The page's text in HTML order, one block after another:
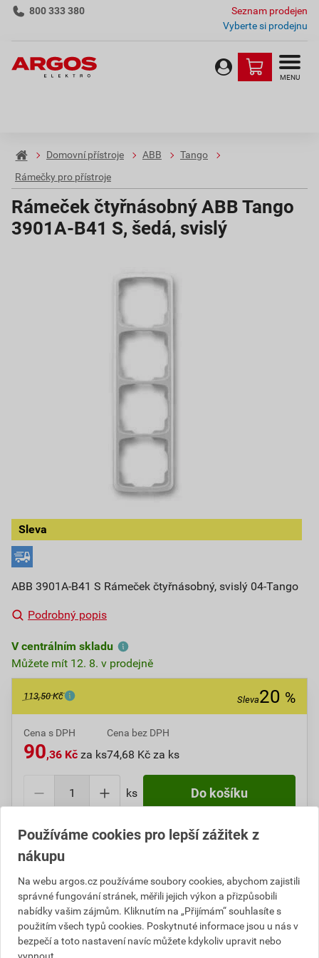
800 333 380
Seznam prodejen
Vyberte si prodejnu
MENU
Domovní přístroje ABB
Tango
Rámečky pro přístroje
Rámeček čtyřnásobný ABB Tango
3901A-B41 S, šedá, svislý
Sleva
ABB 3901A-B41 S Rámeček čtyřnásobný, svislý 04-Tango
Podrobný popis
V centrálním skladu
Můžete mít 12. 8. v prodejně
113,50 Kč Sleva20 %
Cena s DPH
90,36 Kč za ks
Cena bez DPH
74,68 Kč za ks
ks Do košíku
Do košíku přidáte1 ksza90,36Kč s DPH
(74,68Kč
Číslo položky:1000005223
Katalogový kód: 11GBM
Výrobky značky: ABB
Používáme cookies pro lepší zážitek z
nákupu
Na webu argos.cz používáme soubory cookies, abychom zajistili
správné fungování stránek, měřili jejich výkon a přizpůsobili
nabídky vašim zájmům. Kliknutím na „Přijímám“ souhlasíte s
použitím všech typů cookies. Poskytnuté informace jsou u nás v
bezpečí a toto nastavení navíc můžete kdykoliv upravit nebo
vypnout.